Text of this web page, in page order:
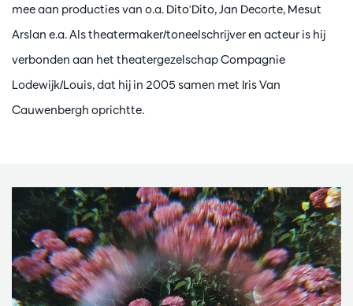
mee aan producties van o.a. Dito'Dito, Jan Decorte, Mesut
Arslan e.a. Als theatermaker/toneelschrijver en acteur is hij
verbonden aan het theatergezelschap Compagnie
Lodewijk/Louis, dat hij in 2005 samen met Iris Van
Cauwenbergh oprichtte.